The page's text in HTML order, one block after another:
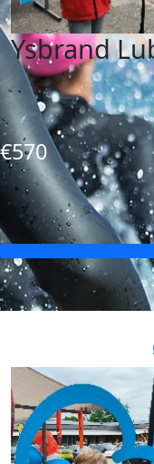
Ysbrand
€570